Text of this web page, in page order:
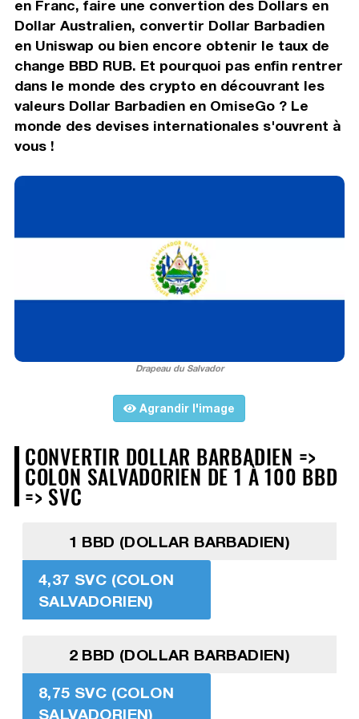
en Franc, faire une convertion des Dollars en
Dollar Australien, convertir Dollar Barbadien
en Uniswap ou bien encore obtenir le taux de
change BBD RUB. Et pourquoi pas enfin rentrer
dans le monde des crypto en découvrant les
valeurs Dollar Barbadien en OmiseGo ? Le
monde des devises internationales s'ouvrent à
vous !
Drapeau du Salvador
Agrandir l'image
CONVERTIR DOLLAR BARBADIEN =>
COLON SALVADORIEN DE 1 À 100 BBD
=> SVC
1 BBD (DOLLAR BARBADIEN)
4,37 SVC (COLON
SALVADORIEN)
2 BBD (DOLLAR BARBADIEN)
8,75 SVC (COLON
SALVADORIEN)